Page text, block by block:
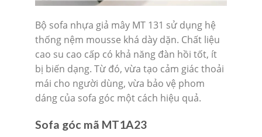
Bộ sofa nhựa giả mây MT 131 sử dụng hệ
thống nệm mousse khá dày dặn. Chất liệu
cao su cao cấp có khả năng đàn hồi tốt, ít
bị biến dạng. Từ đó, vừa tạo cảm giác thoải
mái cho người dùng, vừa bảo vệ phom
dáng của sofa góc một cách hiệu quả.
Sofa góc mã MT1A23